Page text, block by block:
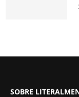
SOBRE